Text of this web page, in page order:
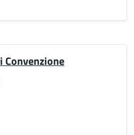
Convenzione